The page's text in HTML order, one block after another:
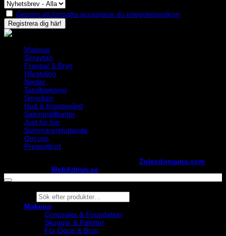
Genom att fortsätta accepterar du integritetspolicyn
Makeup
Spraytan
Fransar & Bryn
Hårstyling
Naglar
Tandblekning
Smycken
Hud & Kroppsvård
Salongstillbehör
Just for fun
Sommarerbjudande
Om oss
Presentkort
Zolexdomains.com
WebAdmin.se
Products
search
Makeup
Concealer & Foundation
Skuggor & Paletter
För Ögon & Bryn